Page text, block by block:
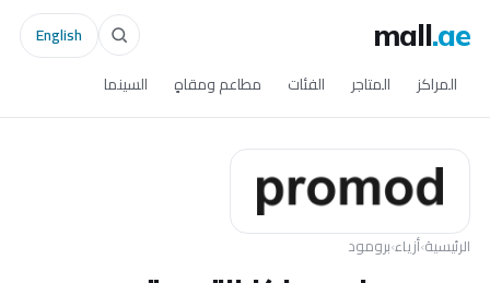
mall.ae
المراكز المتاجر الفئات مطاعم ومقاهٍ السينما
English
الرئيسية›أزياء›برومود